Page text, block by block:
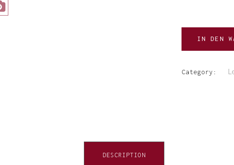
IN DEN
Category:
DESCRIPTION